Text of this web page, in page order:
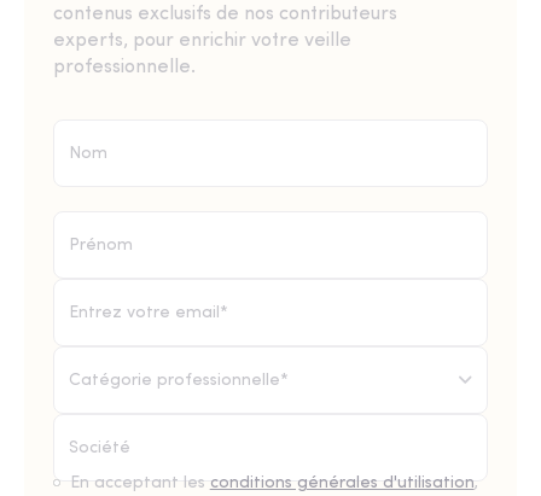
contenus exclusifs de nos contributeurs
experts, pour enrichir votre veille
professionnelle.
Catégorie professionnelle*
En acceptant les conditions générales d'utilisation,